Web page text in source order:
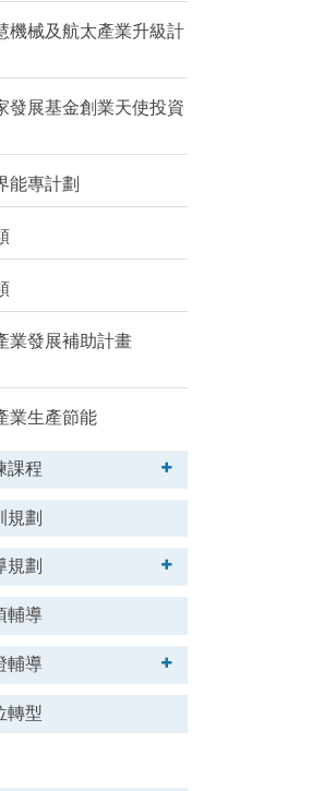
機械及航太產業升級計
發展基金創業天使投資
能專計劃
業發展補助計畫
業生產節能
課程
規劃
規劃
輔導
輔導
轉型